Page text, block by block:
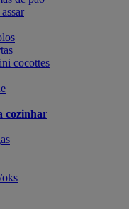
cocottes
cozinhar